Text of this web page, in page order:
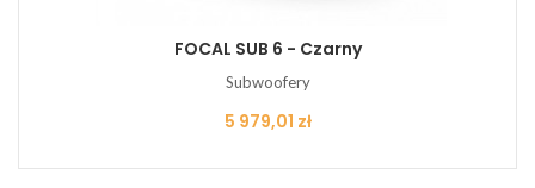
FOCAL SUB 6 - Czarny
Subwoofery
Cena
5 979,01 zł